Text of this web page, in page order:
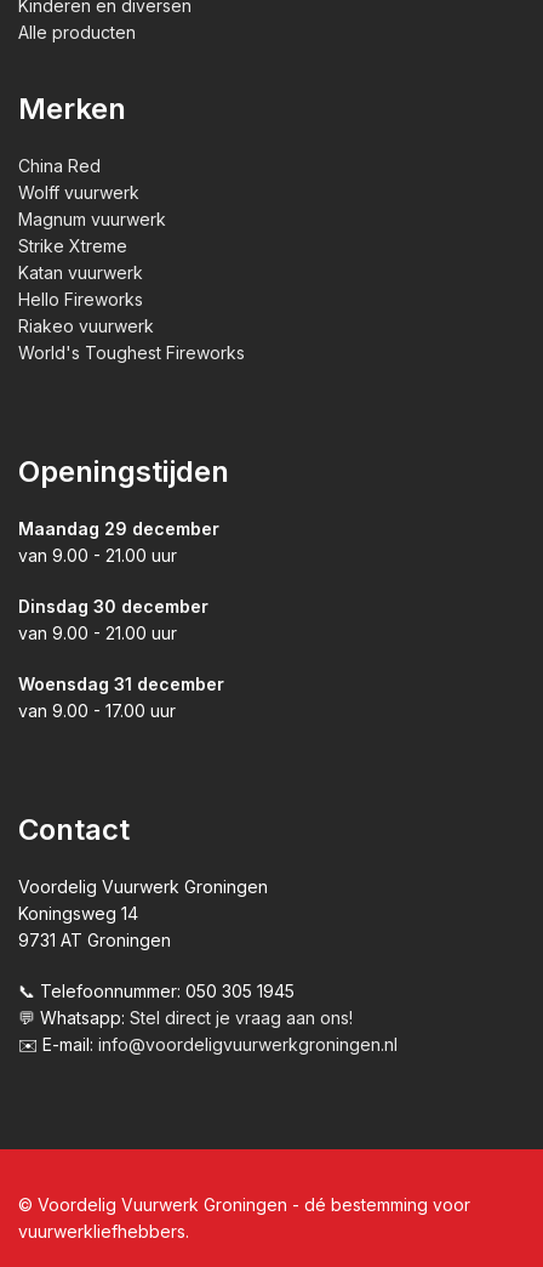
Kinderen en diversen
Alle producten
Merken
China Red
Wolff vuurwerk
Magnum vuurwerk
Strike Xtreme
Katan vuurwerk
Hello Fireworks
Riakeo vuurwerk
World's Toughest Fireworks
Openingstijden
Maandag 29 december
van 9.00 - 21.00 uur
Dinsdag 30 december
van 9.00 - 21.00 uur
Woensdag 31 december
van 9.00 - 17.00 uur
Contact
Voordelig Vuurwerk Groningen
Koningsweg 14
9731 AT Groningen
📞 Telefoonnummer: 050 305 1945
💬 Whatsapp: Stel direct je vraag aan ons!
✉️ E-mail: info@voordeligvuurwerkgroningen.nl
© Voordelig Vuurwerk Groningen - dé bestemming voor
vuurwerkliefhebbers.